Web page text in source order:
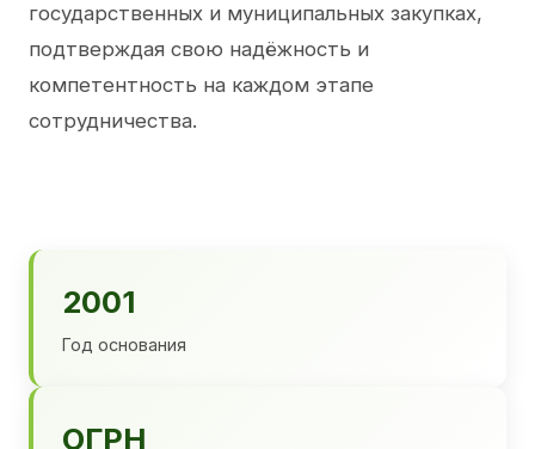
государственных и муниципальных закупках,
подтверждая свою надёжность и
компетентность на каждом этапе
сотрудничества.
2001
Год основания
ОГРН